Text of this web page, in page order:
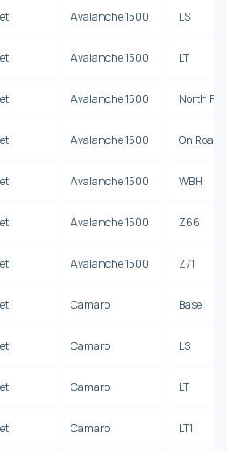
Avalanche 1500 LS
Avalanche 1500 LT
Avalanche 1500 North
Avalanche 1500 On Road
Avalanche 1500 WBH
Avalanche 1500 Z66
Avalanche 1500 Z71
Camaro Base
Camaro LS
Camaro LT
Camaro LT1